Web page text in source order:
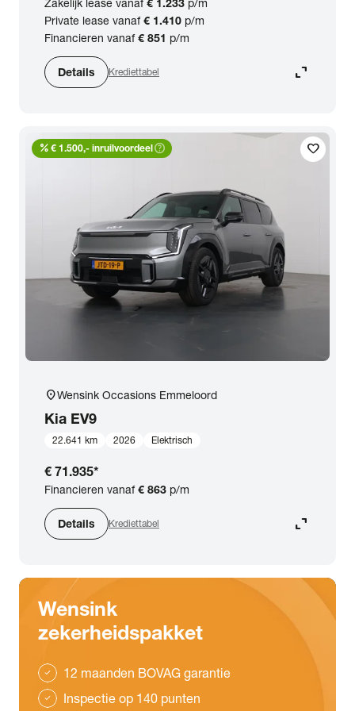
BTW (aftrekbaar) / Marge (BTW niet
aftrekbaar)
Zoeken
Private lease vanaf€ 1.410 p/m
Financieren vanaf€ 851 p/m
Details Krediettabel expand_content
favorite
percent € 1.500,- inruilvoordeelhelp_outline
location_onWensink Occasions Emmeloord
Kia EV9
22.641 km 2026 Elektrisch
€ 71.935*
Financieren vanaf€ 863 p/m
Details Krediettabel expand_content
Wensink
zekerheidspakket
check 12 maanden BOVAG garantie
check Inspectie op 140 punten